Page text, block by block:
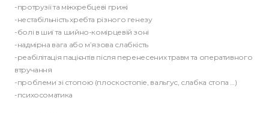
-протрузії та міжхребцеві грижі
-нестабільність хребта різного генезу
-болі в шиї та шийно-комірцевій зоні
-надмірна вага або м’язова слабкість
-реабілітація пацієнтів після перенесених травм та оперативного
втручання
-проблеми зі стопою (плоскостопіе, вальгус, слабка стопа …)
-психосоматика